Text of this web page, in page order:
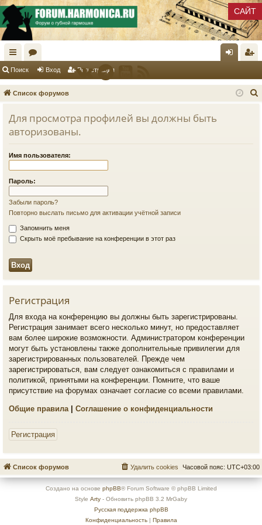
САЙТ
с
ы
и
ум д ис
Поиск Вход Регистрация
Список форумов
Для просмотра профилей вы должны быть
авторизованы.
Имя пользователя:
Пароль:
Забыли пароль?
Повторно выслать письмо для активации учётной записи
Запомнить меня
Скрыть моё пребывание на конференции в этот раз
Регистрация
Для входа на конференцию вы должны быть зарегистрированы.
Регистрация занимает всего несколько минут, но предоставляет
вам более широкие возможности. Администратором конференции
могут быть установлены также дополнительные привилегии для
зарегистрированных пользователей. Прежде чем
зарегистрироваться, вам следует ознакомиться с правилами и
политикой, принятыми на конференции. Помните, что ваше
присутствие на форумах означает согласие со всеми правилами.
Общие правила| Соглашение о конфиденциальности
Регистрация
Список форумов Часовой пояс: UTC+03:00
Удалить cookies
Создано на основе phpBB® Forum Software © phpBB Limited
Style Arty - Обновить phpBB 3.2 MrGaby
Русская поддержка phpBB
Конфиденциальность| Правила